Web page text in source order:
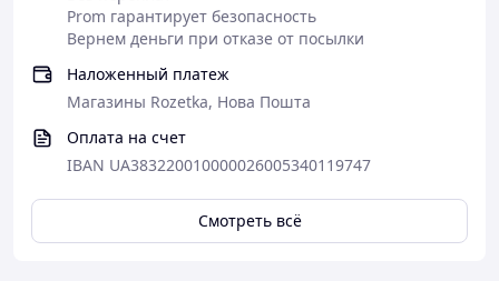
Prom гарантирует безопасность
Вернем деньги при отказе от посылки
Наложенный платеж
Магазины Rozetka, Нова Пошта
Оплата на счет
IBAN UA383220010000026005340119747
Смотреть всё